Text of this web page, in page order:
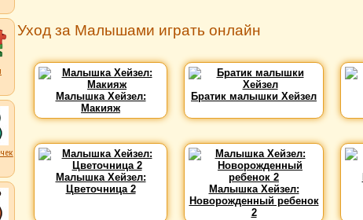
Уход за Малышами играть онлайн
Малышка Хейзел:
Макияж
Братик малышки Хейзел
Малышка Хейзел:
Цветочница 2
Малышка Хейзел:
Новорожденный ребенок
2